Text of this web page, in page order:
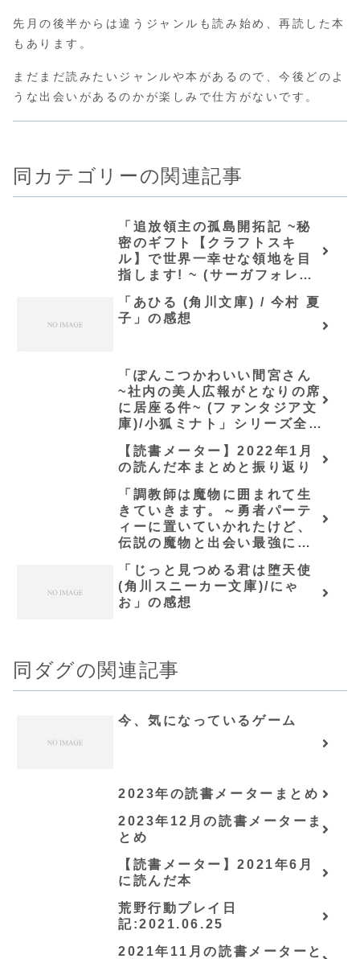
先月の後半からは違うジャンルも読み始め、再読した本
もあります。
まだまだ読みたいジャンルや本があるので、今後どのよ
うな出会いがあるのかが楽しみで仕方がないです。
同カテゴリーの関連記事
「追放領主の孤島開拓記 ~秘
密のギフト【クラフトスキ
ル】で世界一幸せな領地を目
指します! ~ (サーガフォレス
あらすじ・感想
「あひる (角川文庫) / 今村 夏
子」の感想
「ぽんこつかわいい間宮さん
~社内の美人広報がとなりの席
に居座る件~ (ファンタジア文
庫)/小狐ミナト」シリーズ全巻
【読書メーター】2022年1月
の読んだ本まとめと振り返り
「調教師は魔物に囲まれて生
きていきます。～勇者パーテ
ィーに置いていかれたけど、
伝説の魔物と出会い最強にな
七篠龍」シリーズ全巻のあら
すじ・感想
「じっと見つめる君は堕天使
(角川スニーカー文庫)/にゃ
お」の感想
同ダグの関連記事
今、気になっているゲーム
2023年の読書メーターまとめ
2023年12月の読書メーターま
とめ
【読書メーター】2021年6月
に読んだ本
荒野行動プレイ日
記:2021.06.25
2021年11月の読書メーターと